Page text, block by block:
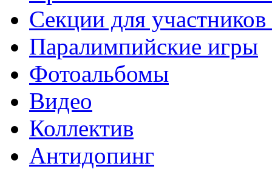
Секции для
Паралимпийские игры
Фотоальбомы
Видео
Коллектив
Антидопинг